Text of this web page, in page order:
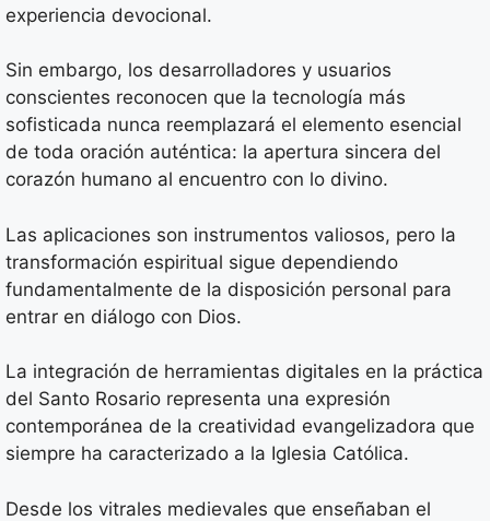
experiencia devocional.
Sin embargo, los desarrolladores y usuarios
conscientes reconocen que la tecnología más
sofisticada nunca reemplazará el elemento esencial
de toda oración auténtica: la apertura sincera del
corazón humano al encuentro con lo divino.
Las aplicaciones son instrumentos valiosos, pero la
transformación espiritual sigue dependiendo
fundamentalmente de la disposición personal para
entrar en diálogo con Dios.
La integración de herramientas digitales en la práctica
del Santo Rosario representa una expresión
contemporánea de la creatividad evangelizadora que
siempre ha caracterizado a la Iglesia Católica.
Desde los vitrales medievales que enseñaban el